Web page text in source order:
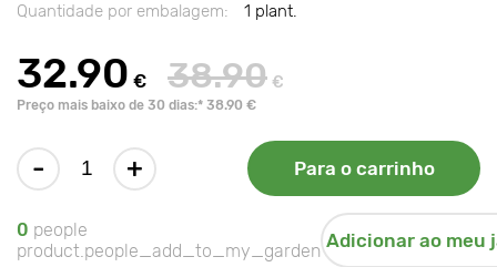
Quantidade por embalagem:
1 plant.
32.90 € 38.90 €
Preço mais baixo de 30 dias:* 38.90 €
- + Para o carrinho
0 people
product.people_add_to_my_garden Adicionar ao meu